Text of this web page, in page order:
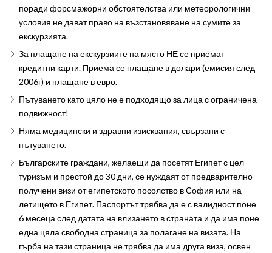
поради форсмажорни обстоятелства или метеорологични
условия не дават право на възстановяване на сумите за
екскурзията.
За плащане на екскурзиите на място НЕ се приемат
кредитни карти. Приема се плащане в долари (емисия след
2006г) и плащане в евро.
Пътуването като цяло не е подходящо за лица с ограничена
подвижност!
Няма медицински и здравни изисквания, свързани с
пътуването.
Българските граждани, желаещи да посетят Египет с цел
туризъм и престой до 30 дни, се нуждаят от предварително
получени визи от египетското посолство в София или на
летището в Египет. Паспортът трябва да е с валидност поне
6 месеца след датата на влизането в страната и да има поне
една цяла свободна страница за полагане на визата. На
гърба на тази страница не трябва да има друга виза, освен